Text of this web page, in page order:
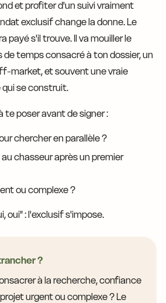
et profiter d'un suivi vraiment
exclusif change la donne. Le
payé s'il trouve. Il va mouiller le
de temps consacré à ton dossier, un
market, et souvent une vraie
se construit.
te poser avant de signer :
chercher en parallèle ?
chasseur après un premier
ou complexe ?
oui" : l'exclusif s'impose.
?
à la recherche, confiance
urgent ou complexe ? Le